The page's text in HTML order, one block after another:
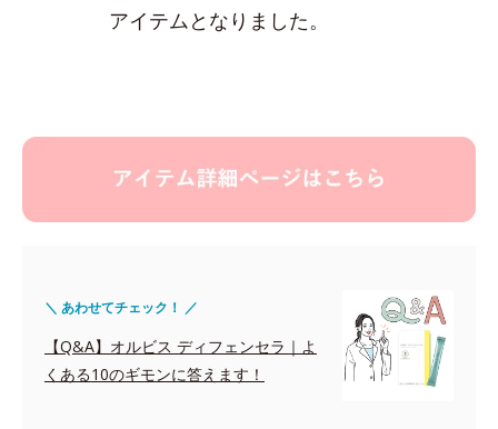
アイテムとなりました。
＼ あわせてチェック！ ／
【Q&A】オルビス ディフェンセラ｜よ
くある10のギモンに答えます！